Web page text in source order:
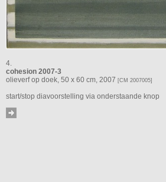
4.
cohesion 2007-3
olieverf op doek, 50 x 60 cm, 2007 [CM 2007005]
start/stop diavoorstelling via onderstaande knop